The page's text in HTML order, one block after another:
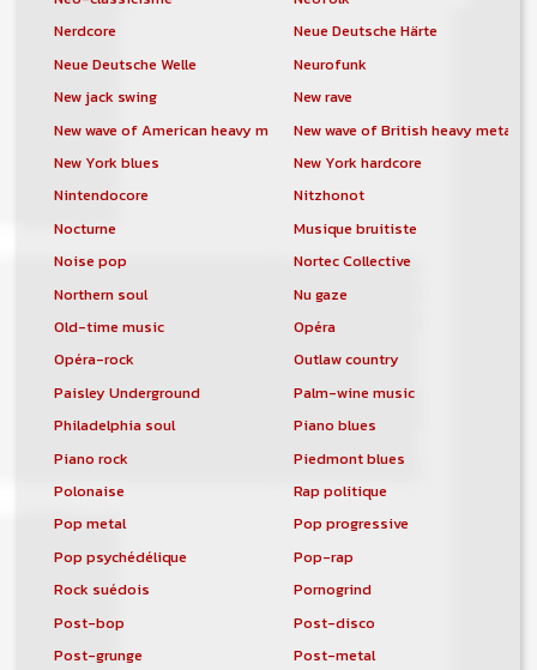
Nerdcore
Neue Deutsche Härte
Neue Deutsche Welle
Neurofunk
New jack swing
New rave
New wave of American heavy metalNew wave of British heavy metal
New York blues
New York hardcore
Nintendocore
Nitzhonot
Nocturne
Musique bruitiste
Noise pop
Nortec Collective
Northern soul
Nu gaze
Old-time music
Opéra
Opéra-rock
Outlaw country
Paisley Underground
Palm-wine music
Philadelphia soul
Piano blues
Piano rock
Piedmont blues
Polonaise
Rap politique
Pop metal
Pop progressive
Pop psychédélique
Pop-rap
Rock suédois
Pornogrind
Post-bop
Post-disco
Post-grunge
Post-metal